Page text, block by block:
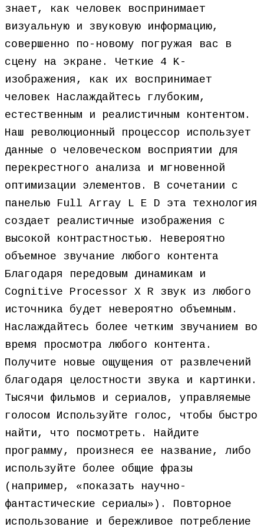
знает, как человек воспринимает
визуальную и звуковую информацию,
совершенно по-новому погружая вас в
сцену на экране. Четкие 4 K-
изображения, как их воспринимает
человек Наслаждайтесь глубоким,
естественным и реалистичным контентом.
Наш революционный процессор использует
данные о человеческом восприятии для
перекрестного анализа и мгновенной
оптимизации элементов. В сочетании с
панелью Full Array L E D эта технология
создает реалистичные изображения с
высокой контрастностью. Невероятно
объемное звучание любого контента
Благодаря передовым динамикам и
Cognitive Processor X R звук из любого
источника будет невероятно объемным.
Наслаждайтесь более четким звучанием во
время просмотра любого контента.
Получите новые ощущения от развлечений
благодаря целостности звука и картинки.
Тысячи фильмов и сериалов, управляемые
голосом Используйте голос, чтобы быстро
найти, что посмотреть. Найдите
программу, произнеся ее название, либо
используйте более общие фразы
(например, «показать научно-
фантастические сериалы»). Повторное
использование и бережливое потребление